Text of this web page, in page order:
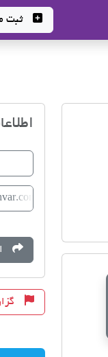
ثبت